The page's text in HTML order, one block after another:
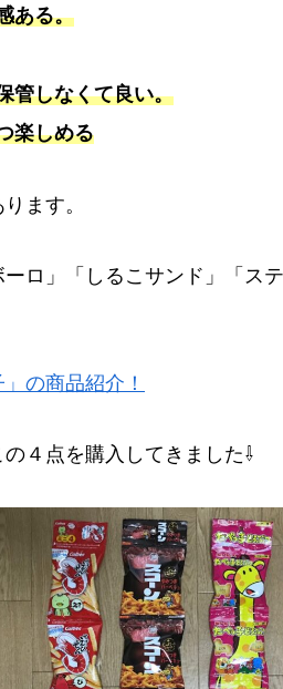
ある。
管しなくて良い。
楽しめる
ます。
ロ」「しるこサンド」「ス
の商品紹介！
４点を購入してきました⇩